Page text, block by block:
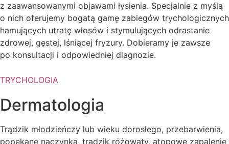
z zaawansowanymi objawami łysienia. Specjalnie z myślą
o nich oferujemy bogatą gamę zabiegów trychologicznych
hamujących utratę włosów i stymulujących odrastanie
zdrowej, gęstej, lśniącej fryzury. Dobieramy je zawsze
po konsultacji i odpowiedniej diagnozie.
TRYCHOLOGIA
Dermatologia
Trądzik młodzieńczy lub wieku dorosłego, przebarwienia,
popękane naczynka, trądzik różowaty, atopowe zapalenie